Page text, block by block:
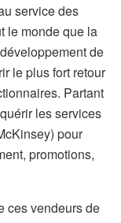
service des
le monde que la
de
le plus fort retour
Partant
les services
pour
promotions,
ces vendeurs de